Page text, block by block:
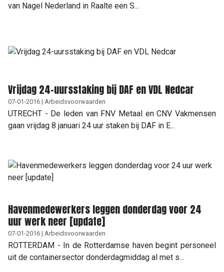
van Nagel Nederland in Raalte een S...
Vrijdag 24-uursstaking bij DAF en VDL Nedcar
07-01-2016 | Arbeidsvoorwaarden
UTRECHT - De leden van FNV Metaal en CNV Vakmensen
gaan vrijdag 8 januari 24 uur staken bij DAF in E...
Havenmedewerkers leggen donderdag voor 24
uur werk neer [update]
07-01-2016 | Arbeidsvoorwaarden
ROTTERDAM - In de Rotterdamse haven begint personeel
uit de containersector donderdagmiddag al met s...